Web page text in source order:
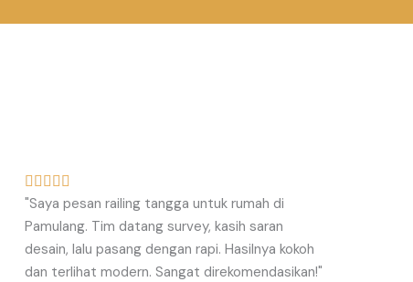
    
a
t
e
d
"Saya pesan railing tangga untuk rumah di
Pamulang. Tim datang survey, kasih saran
desain, lalu pasang dengan rapi. Hasilnya kokoh
dan terlihat modern. Sangat direkomendasikan!"